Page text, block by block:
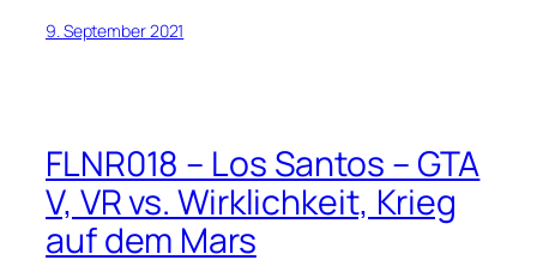
9. September 2021
FLNR018 – Los Santos – GTA
V, VR vs. Wirklichkeit, Krieg
auf dem Mars